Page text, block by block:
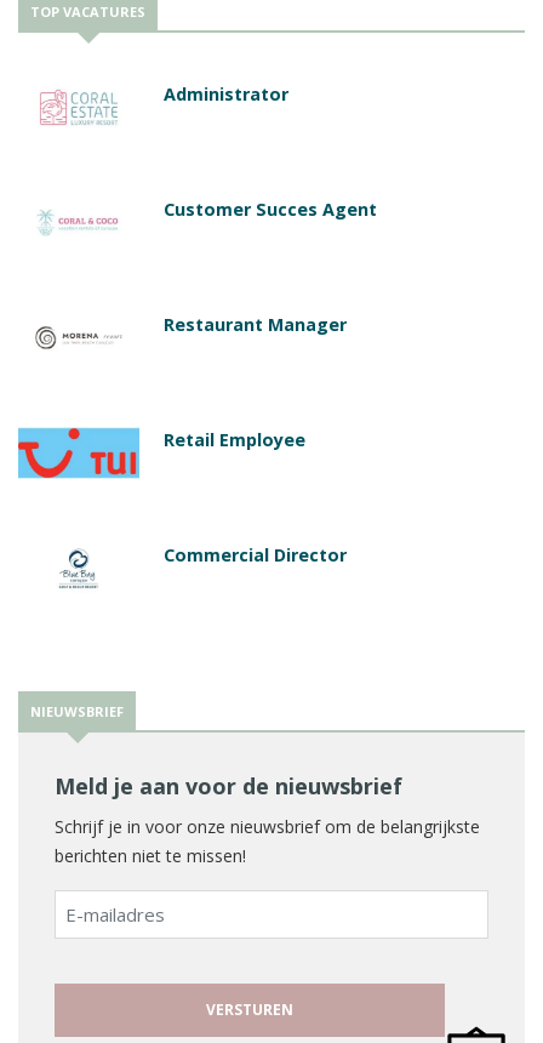
TOP VACATURES
Administrator
Customer Succes Agent
Restaurant Manager
Retail Employee
Commercial Director
NIEUWSBRIEF
Meld je aan voor de nieuwsbrief
Schrijf je in voor onze nieuwsbrief om de belangrijkste
berichten niet te missen!
E-
mailadres